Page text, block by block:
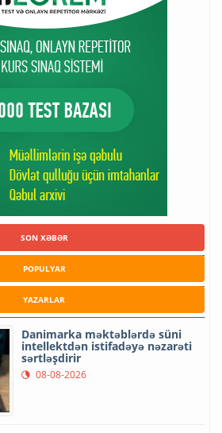
SON XƏBƏR
POPULYAR
YAZARLAR
Danimarka məktəblərdə süni
intellektdən istifadəyə nəzarəti
sərtləşdirir
08-08-2026